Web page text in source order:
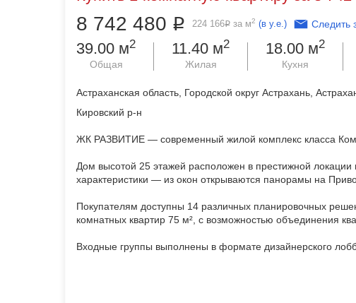
8 742 480 Р 224 166Р за м2 (в у.е.) Следить
39.00 м2
Общая
11.40 м2
Жилая
18.00 м2
Кухня
Астраханская область, Городской округ Астрахань,
Кировский р-н
ЖК РАЗВИТИЕ — современный жилой комплекс класса
Дом высотой 25 этажей расположен в престижной
характеристики — из окон открываются панорамы на
Покупателям доступны 14 различных планировочных
комнатных квартир 75 м², с возможностью объединения
Входные группы выполнены в формате дизайнерского